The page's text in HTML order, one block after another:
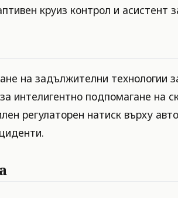
круиз контрол и асистент
на задължителни технологии
интелигентно подпомагане на
регулаторен натиск върху